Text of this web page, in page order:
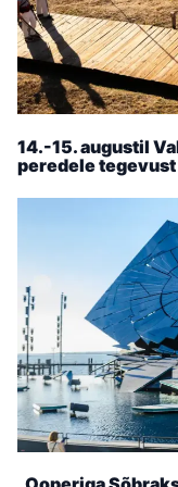
14.-15. augustil
peredele tegevust